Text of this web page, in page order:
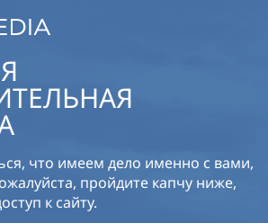
что имеем дело именно с вами,
пройдите капчу ниже,
к сайту.